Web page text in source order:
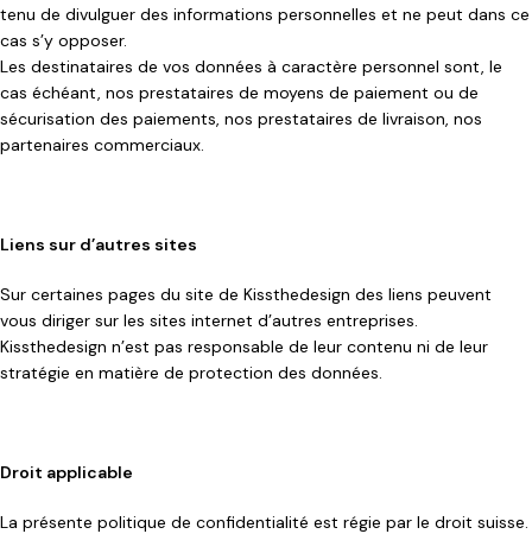
tenu de divulguer des informations personnelles et ne peut dans ce
cas s’y opposer.
Les destinataires de vos données à caractère personnel sont, le
cas échéant, nos prestataires de moyens de paiement ou de
sécurisation des paiements, nos prestataires de livraison, nos
partenaires commerciaux.
Liens sur d’autres sites
Sur certaines pages du site de Kissthedesign des liens peuvent
vous diriger sur les sites internet d’autres entreprises.
Kissthedesign n’est pas responsable de leur contenu ni de leur
stratégie en matière de protection des données.
Droit applicable
La présente politique de confidentialité est régie par le droit suisse.